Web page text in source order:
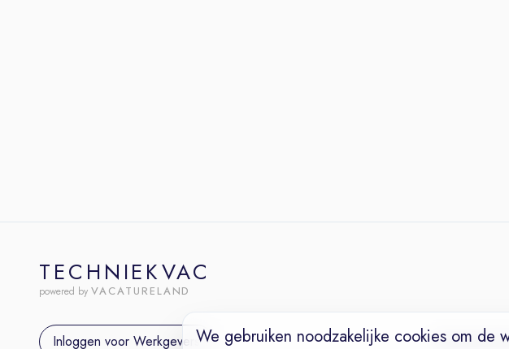
TECHNIEKVAC
powered by VACATURELAND
Inloggen voor Werkgevers Vacatures
We gebruiken noodzakelijke cookies om de